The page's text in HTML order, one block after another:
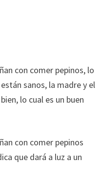
con comer pepinos, lo
sanos, la madre y el
lo cual es un buen
con comer pepinos
que dará a luz a un